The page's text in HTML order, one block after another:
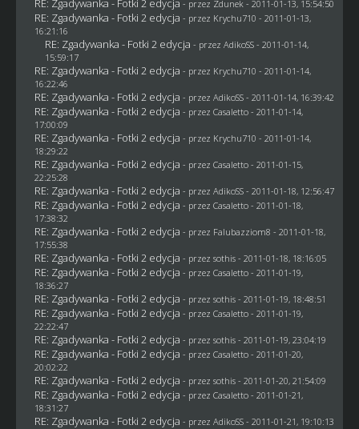
RE: Zgadywanka - Fotki 2 edycja - przez Zdunek - 2011-01-13, 15:54:50
RE: Zgadywanka - Fotki 2 edycja - przez Krychu710 - 2011-01-13,
16:21:16
RE: Zgadywanka - Fotki 2 edycja - przez AdikoSS - 2011-01-14,
15:59:17
RE: Zgadywanka - Fotki 2 edycja - przez Krychu710 - 2011-01-14,
16:22:46
RE: Zgadywanka - Fotki 2 edycja - przez AdikoSS - 2011-01-14, 16:39:42
RE: Zgadywanka - Fotki 2 edycja - przez Casaletto- 2011-01-14,
17:00:09
RE: Zgadywanka - Fotki 2 edycja - przez Krychu710 - 2011-01-14,
18:29:22
RE: Zgadywanka - Fotki 2 edycja - przez Casaletto- 2011-01-15,
22:25:28
RE: Zgadywanka - Fotki 2 edycja - przez AdikoSS - 2011-01-18, 12:56:47
RE: Zgadywanka - Fotki 2 edycja - przez Casaletto- 2011-01-18,
17:38:32
RE: Zgadywanka - Fotki 2 edycja - przez Falubazziom8 - 2011-01-18,
17:55:38
RE: Zgadywanka - Fotki 2 edycja - przez sothis- 2011-01-18, 18:16:05
RE: Zgadywanka - Fotki 2 edycja - przez Casaletto- 2011-01-19,
18:36:27
RE: Zgadywanka - Fotki 2 edycja - przez sothis- 2011-01-19, 18:48:51
RE: Zgadywanka - Fotki 2 edycja - przez Casaletto- 2011-01-19,
22:22:47
RE: Zgadywanka - Fotki 2 edycja - przez sothis- 2011-01-19, 23:04:19
RE: Zgadywanka - Fotki 2 edycja - przez Casaletto- 2011-01-20,
20:02:22
RE: Zgadywanka - Fotki 2 edycja - przez sothis- 2011-01-20, 21:54:09
RE: Zgadywanka - Fotki 2 edycja - przez Casaletto- 2011-01-21,
18:31:27
RE: Zgadywanka - Fotki 2 edycja - przez AdikoSS - 2011-01-21, 19:10:13